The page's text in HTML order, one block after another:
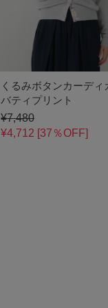
くるみボタンカーディ
バティプリント
¥7,480
¥4,712 [37％OFF]